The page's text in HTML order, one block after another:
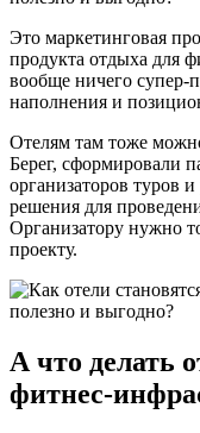
Это маркетинговая
продукта отдыха для
вообще ничего супер-
наполнения и
Отелям там тоже
Берег, сформировали
организаторов туров
решения для
Организатору нужно
проекту.
А что делать
фитнес-